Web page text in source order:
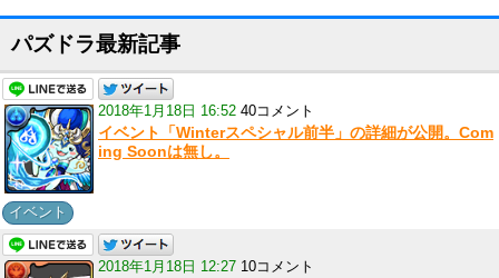
パズドラ最新記事
2018年1月18日 16:52 40コメント
イベント「Winterスペシャル前半」の詳細が公開。Com
ing Soonは無し。
イベント
2018年1月18日 12:27 10コメント